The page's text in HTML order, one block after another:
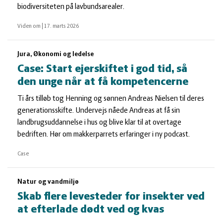
biodiversiteten på lavbundsarealer.
Viden om 17. marts 2026
Jura, Økonomi og ledelse
Case: Start ejerskiftet i god tid, så
den unge når at få kompetencerne
Ti års tilløb tog Henning og sønnen Andreas Nielsen til deres
generationsskifte. Undervejs nåede Andreas at få sin
landbrugsuddannelse i hus og blive klar til at overtage
bedriften. Hør om makkerparrets erfaringer i ny podcast.
Case
Natur og vandmiljø
Skab flere levesteder for insekter ved
at efterlade dødt ved og kvas